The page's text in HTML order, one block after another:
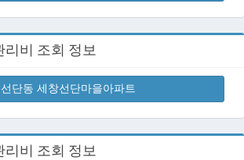
리비 조회 정보
선단동 세창선단마을아파트
리비 조회 정보